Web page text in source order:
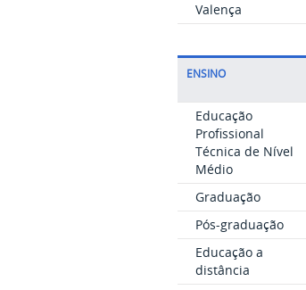
Valença
ENSINO
Educação
Profissional
Técnica de Nível
Médio
Graduação
Pós-graduação
Educação a
distância